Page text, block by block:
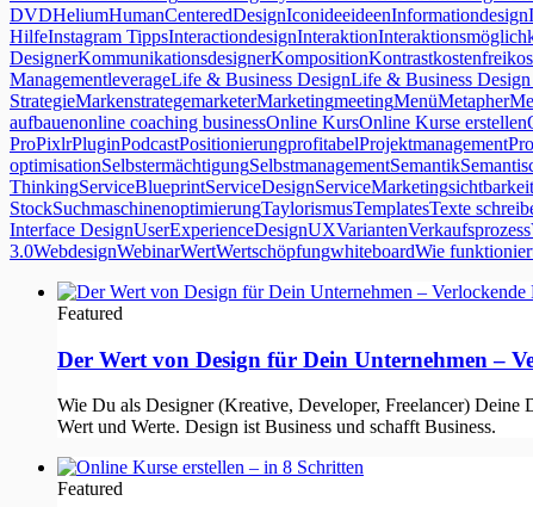
DVDHeliumHumanCenteredDesignIconideeideenInformationdesign
HilfeInstagram TippsInteractiondesignInteraktion
DesignerKommunikationsdesignerKompositionKontrastkostenfrei
ManagementleverageLife & Business DesignLife & Business Design
StrategieMarkenstrategemarketerMarketingmeetingMenüMetapher
aufbauenonline coaching businessOnline KursOnline Kurse erstellen
ProPixlrPluginPodcastPositionierungprofitabelProjektmanagement
optimisationSelbstermächtigungSelbstmanagementSemantik
ThinkingServiceBlueprintServiceDesignServiceMarketingsichtbarkeit
StockSuchmaschinenoptimierungTaylorismusTemplatesTexte
Interface DesignUserExperienceDesignUXVariantenVerkaufsprozess
3.0WebdesignWebinarWertWertschöpfungwhiteboardWie
Featured
Der Wert von Design für Dein Unternehmen –
Wie Du als Designer (Kreative, Developer, Freelancer)
Wert und Werte. Design ist Business und schafft Business.
Featured